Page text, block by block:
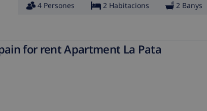
4 Persones 2 Habitacions 2 Banys
for rent Apartment La Pata